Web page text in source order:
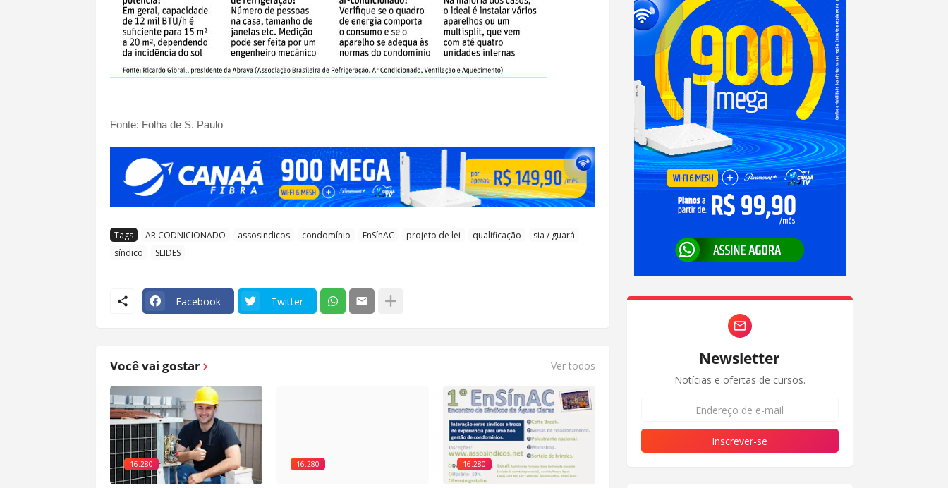
Fonte: Folha de S. Paulo
Tags AR CODNICIONADO assosindicos condomínio EnSínAC projeto de lei qualificação
sia / guará
síndico
SLIDES
Facebook Twitter
Você vai gostar Ver todos
16.280 16.280 16.280
Newsletter
Notícias e ofertas de cursos.